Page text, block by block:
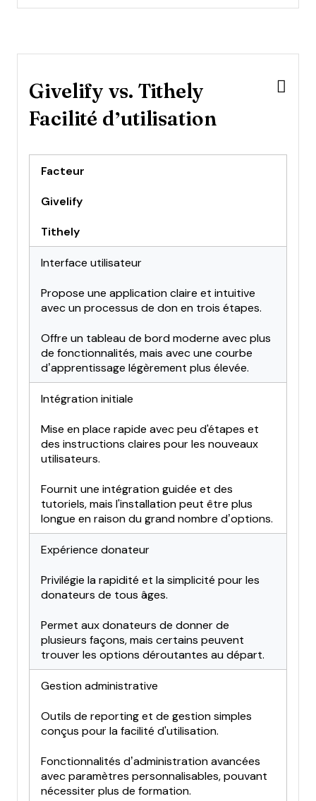
Givelify vs. Tithely
Facilité d’utilisation
Facteur
Givelify
Tithely
Interface utilisateur
Propose une application claire et intuitive
avec un processus de don en trois étapes.
Offre un tableau de bord moderne avec plus
de fonctionnalités, mais avec une courbe
d’apprentissage légèrement plus élevée.
Intégration initiale
Mise en place rapide avec peu d'étapes et
des instructions claires pour les nouveaux
utilisateurs.
Fournit une intégration guidée et des
tutoriels, mais l'installation peut être plus
longue en raison du grand nombre d’options.
Expérience donateur
Privilégie la rapidité et la simplicité pour les
donateurs de tous âges.
Permet aux donateurs de donner de
plusieurs façons, mais certains peuvent
trouver les options déroutantes au départ.
Gestion administrative
Outils de reporting et de gestion simples
conçus pour la facilité d'utilisation.
Fonctionnalités d’administration avancées
avec paramètres personnalisables, pouvant
nécessiter plus de formation.